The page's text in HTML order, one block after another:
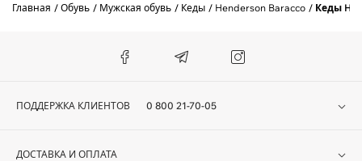
Главная Обувь Мужская обувь Кеды Henderson Baracco Кеды
ПОДДЕРЖКА КЛИЕНТОВ 0 800 21-70-05
ДОСТАВКА И ОПЛАТА